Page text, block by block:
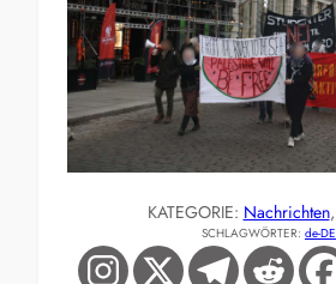
KATEGORIE: Nachrichten,
SCHLAGWÖRTER: de-DE